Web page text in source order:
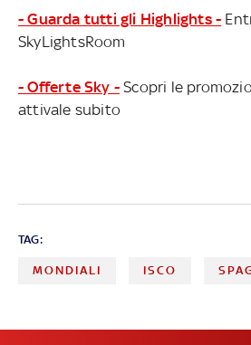
- Guarda tutti gli Highlights -
SkyLightsRoom
- Offerte Sky - Scopri le
attivale subito
TAG:
MONDIALI ISCO